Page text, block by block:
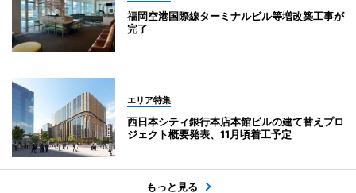
福岡空港国際線ターミナルビル等増改築工事が
完了
エリア特集
西日本シティ銀行本店本館ビルの建て替えプロ
ジェクト概要発表、11月頃着工予定
もっと見る